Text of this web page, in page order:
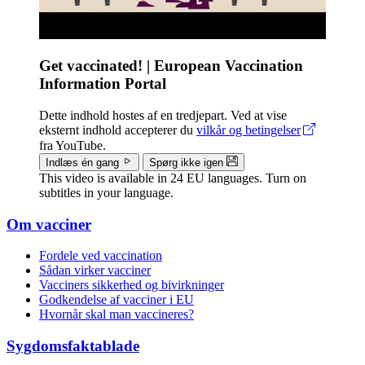
Get vaccinated! | European Vaccination
Information Portal
Dette indhold hostes af en tredjepart. Ved at vise
eksternt indhold accepterer du vilkår og betingelser
fra YouTube.
Indlæs én gang Spørg ikke igen
This video is available in 24 EU languages. Turn on
subtitles in your language.
menu
Om vacciner
Fordele ved vaccination
Sådan virker vacciner
Vacciners sikkerhed og bivirkninger
Godkendelse af vacciner i EU
Hvornår skal man vaccineres?
Sygdomsfaktablade